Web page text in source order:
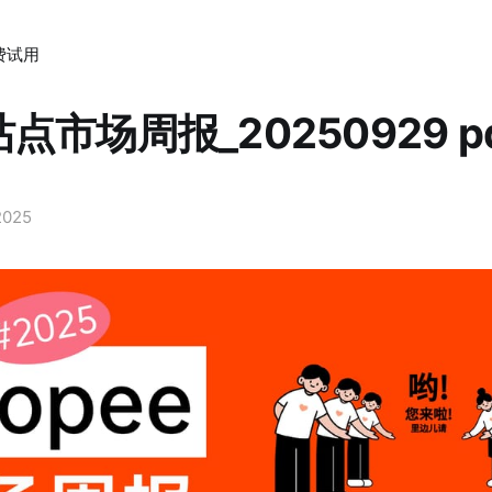
试用
点市场周报_20250929